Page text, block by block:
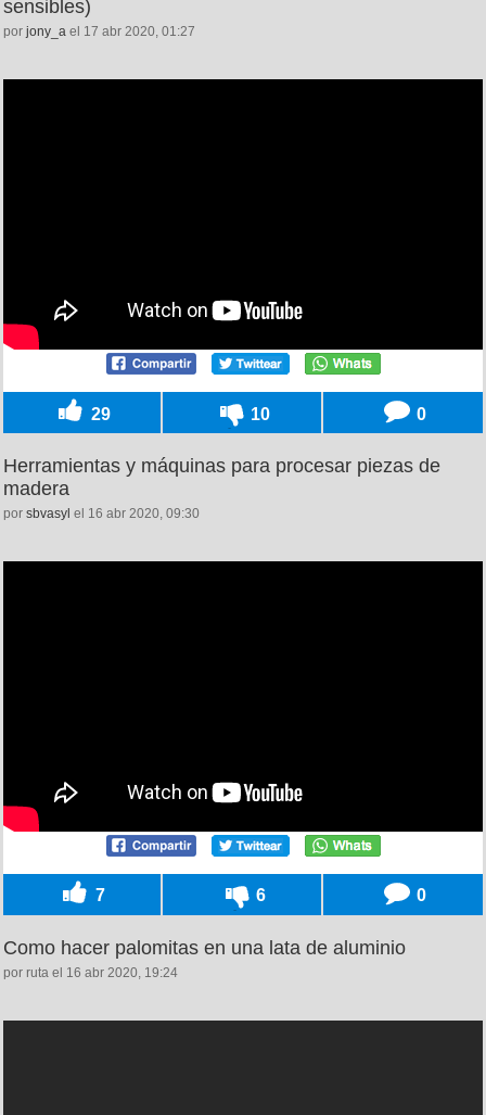
sensibles)
por jony_a el 17 abr 2020, 01:27
29 10 0
Herramientas y máquinas para procesar piezas de
madera
por sbvasyl el 16 abr 2020, 09:30
7 6 0
Como hacer palomitas en una lata de aluminio
por ruta el 16 abr 2020, 19:24